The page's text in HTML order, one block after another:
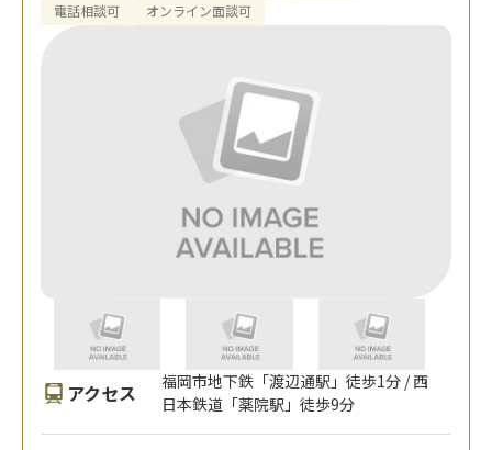
電話相談可
オンライン面談可
アクセス
福岡市地下鉄「渡辺通駅」徒歩1分 / 西
日本鉄道「薬院駅」徒歩9分